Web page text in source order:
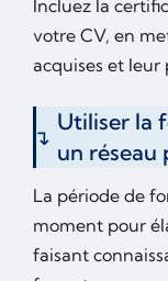
Incluez la
votre CV, en
acquises et leur
Utiliser la
un réseau
La période de
moment pour
faisant